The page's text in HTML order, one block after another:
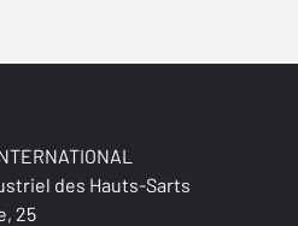
des Hauts-Sarts
25